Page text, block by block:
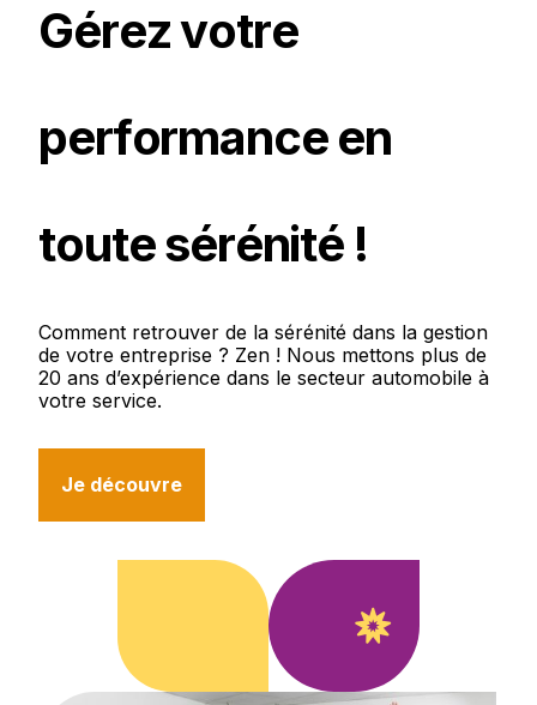
Gérezvotre
performanceen
toutesérénité !
Comment retrouver de la sérénité dans la gestion
de votre entreprise ? Zen ! Nous mettons plus de
20 ans d’expérience dans le secteur automobile à
votre service.
Je découvre